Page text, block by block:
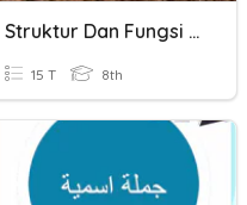
Struktur Dan Fungsi Tumbuhan
15 T 8th